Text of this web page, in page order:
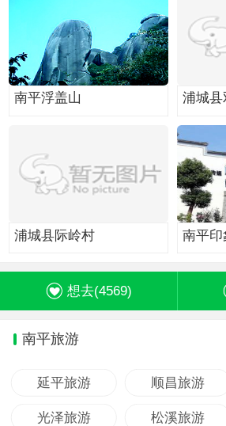
南平浮盖山 浦城县
浦城县际岭村
南平印
想去(4569)
南平旅游
延平旅游 顺昌旅游
光泽旅游 松溪旅游